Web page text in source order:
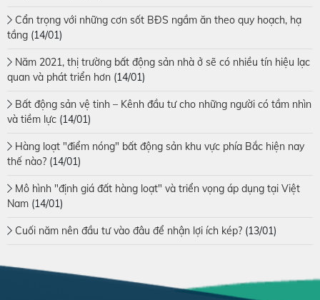
Cẩn trọng với những cơn sốt BĐS ngầm ăn theo quy hoạch, hạ
tầng (14/01)
Năm 2021, thị trường bất động sản nhà ở sẽ có nhiều tín hiệu lạc
quan và phát triển hơn (14/01)
Bất động sản vệ tinh – Kênh đầu tư cho những người có tầm nhìn
và tiềm lực (14/01)
Hàng loạt "điểm nóng" bất động sản khu vực phía Bắc hiện nay
thế nào? (14/01)
Mô hình "định giá đất hàng loạt" và triển vọng áp dụng tại Việt
Nam (14/01)
Cuối năm nên đầu tư vào đâu để nhận lợi ích kép? (13/01)